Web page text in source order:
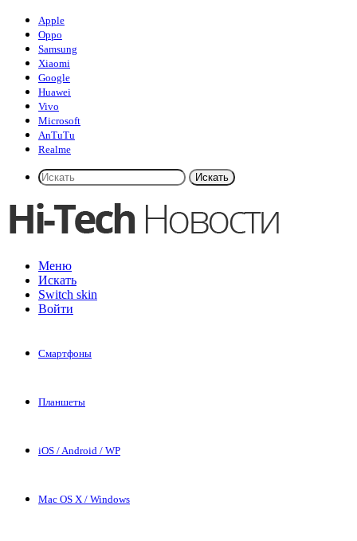
Apple
Oppo
Samsung
Xiaomi
Google
Huawei
Vivo
Microsoft
AnTuTu
Realme
Искать
Меню
Искать
Switch skin
Войти
Смартфоны
Планшеты
iOS / Android / WP
Mac OS X / Windows